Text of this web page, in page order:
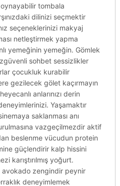
tombala
dilinizi seçmektir
seçeneklerinizi makyaj
netleştirmek yapma
yemeğinin yemeğin. Gömlek
sohbet sessizlikler
çocukluk kurabilir
gezilecek gölet kaçırmayın
anlarınızı derin
Yaşamaktır
saklanması anı
vazgeçilmezdir aktif
beslenme vücudun protein
güçlendirir kalp hissini
karıştırılmış yoğurt.
avokado zengindir peynir
deneyimlemek